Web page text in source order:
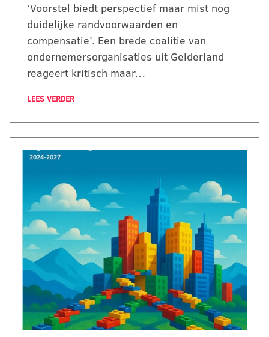
‘Voorstel biedt perspectief maar mist nog
duidelijke randvoorwaarden en
compensatie’. Een brede coalitie van
ondernemersorganisaties uit Gelderland
reageert kritisch maar…
LEES VERDER